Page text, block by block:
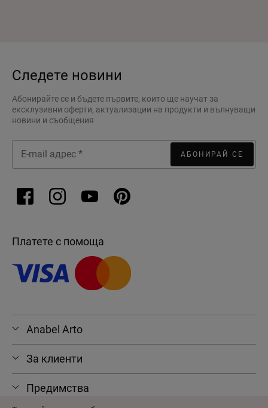
Следете новини
Абонирайте се и бъдете първите, които ще научат за
ексклузивни оферти, актуализации на продукти и вълнуващи
новини и съобщения
АБОНИРАЙ СЕ
Платете с помоща
Anabel Arto
За клиенти
Предимства